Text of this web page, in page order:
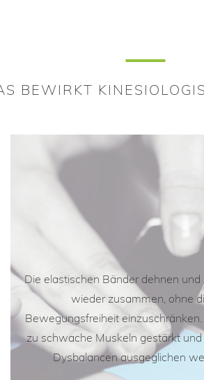
BEWIRKT
Die elastischen Bänder dehnen und
wieder zusammen, ohne
Bewegungsfreiheit
zu schwache Muskeln gestärkt
Dysbalancen ausgeglichen